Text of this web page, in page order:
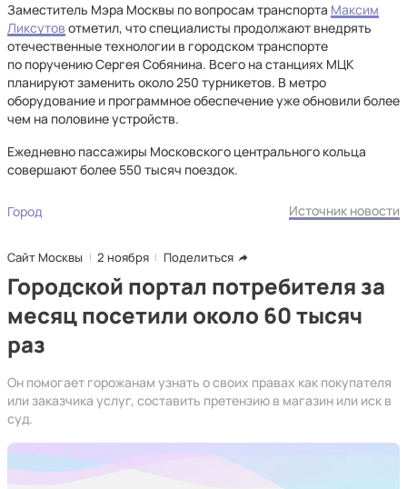
Заместитель Мэра Москвы по вопросам транспорта Максим
Ликсутов отметил, что специалисты продолжают внедрять
отечественные технологии в городском транспорте
по поручению Сергея Собянина. Всего на станциях МЦК
планируют заменить около 250 турникетов. В метро
оборудование и программное обеспечение уже обновили более
чем на половине устройств.
Ежедневно пассажиры Московского центрального кольца
совершают более 550 тысяч поездок.
Город Источник новости
Сайт Москвы 2 ноября Поделиться
Городской портал потребителя за
месяц посетили около 60 тысяч
раз
Он помогает горожанам узнать о своих правах как покупателя
или заказчика услуг, составить претензию в магазин или иск в
суд.